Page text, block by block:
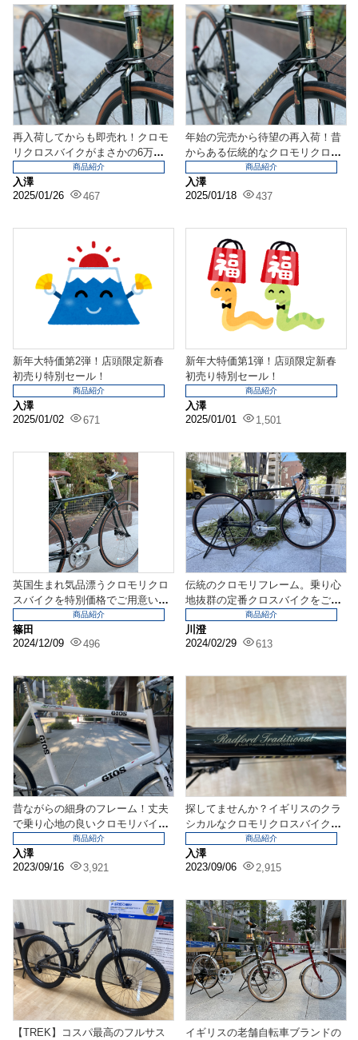
再入荷してからも即売れ！クロモ
リクロスバイクがまさかの6万円
以下に！！【RALE...
入澤
2025/01/26
467
商品紹介
年始の完売から待望の再入荷！昔
からある伝統的なクロモリクロス
バイクが驚愕のお値段...
入澤
2025/01/18
437
商品紹介
新年大特価第2弾！店頭限定新春
初売り特別セール！
入澤
2025/01/02
671
商品紹介
新年大特価第1弾！店頭限定新春
初売り特別セール！
入澤
2025/01/01
1,501
商品紹介
英国生まれ気品漂うクロモリクロ
スバイクを特別価格でご用意いた
しました！RALEI...
篠田
2024/12/09
496
商品紹介
伝統のクロモリフレーム。乗り心
地抜群の定番クロスバイクをご紹
介！【RALEIGH...
川澄
2024/02/29
613
商品紹介
昔ながらの細身のフレーム！丈夫
で乗り心地の良いクロモリバイク
入澤
2023/09/16
3,921
商品紹介
探してませんか？イギリスのクラ
シカルなクロモリクロスバイクが
入荷しました！【RA...
入澤
2023/09/06
2,915
商品紹介
【TREK】コスパ最高のフルサス
イギリスの老舗自転車ブランドの